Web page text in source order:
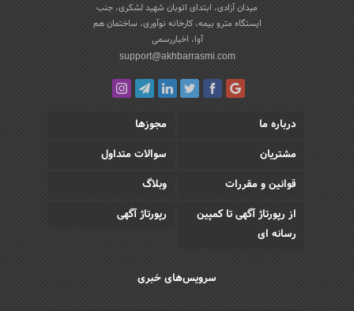
میدان آزادی، ابتدای اتوبان شهید لشکری، جنب
ایستگاه مترو بیمه، کارخانه نوآوری، ساختمان هم
آوا، اخباررسمی
support@akhbarrasmi.com
درباره ما
مجوزها
مشتریان
سوالات متداول
قوانین و مقررات
وبلاگ
از رپورتاژ آگهی تا کمپین
رسانه ای
رپورتاژ آگهی
سرویس‌های خبری